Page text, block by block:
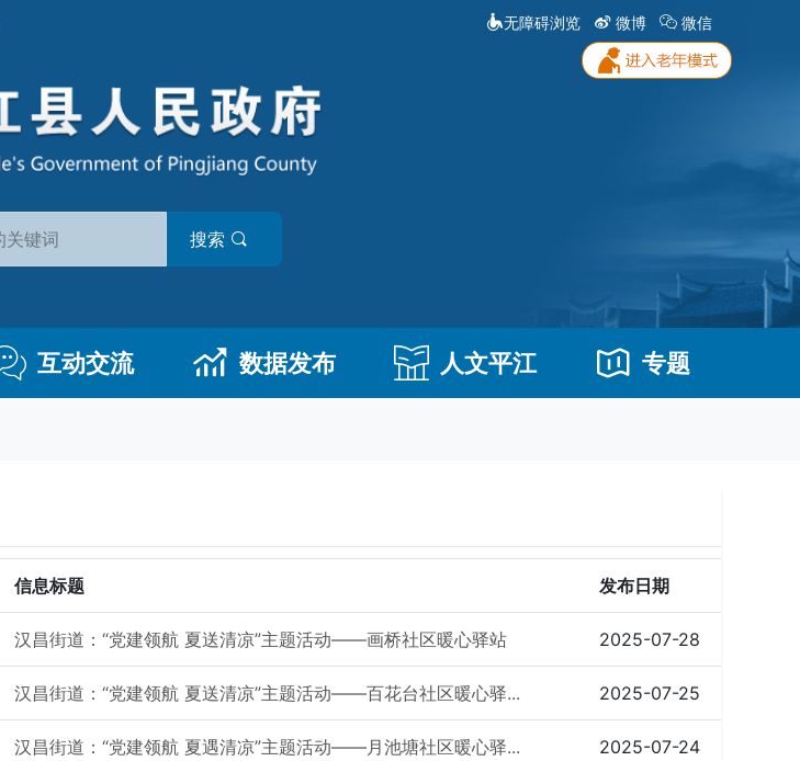
无障碍浏览 微博 微信
搜索
互动交流 数据发布 人文平江 专题
信息标题 发布日期
汉昌街道：“党建领航 夏送清凉”主题活动——画桥社区暖心驿站 2025-07-28
汉昌街道：“党建领航 夏送清凉”主题活动——百花台社区暖心驿... 2025-07-25
汉昌街道：“党建领航 夏遇清凉”主题活动——月池塘社区暖心驿... 2025-07-24